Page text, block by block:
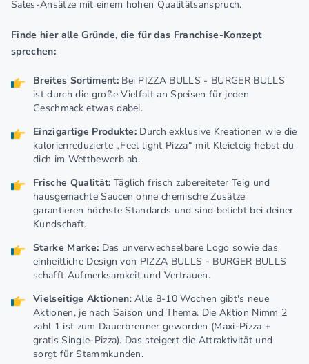
Sales-Ansätze mit einem hohen Qualitätsanspruch.
Finde hier alle Gründe, die für das Franchise-Konzept
sprechen:
Breites Sortiment:Bei PIZZA BULLS - BURGER BULLS
ist durch die große Vielfalt an Speisen für jeden
Geschmack etwas dabei.
Einzigartige Produkte: Durch exklusive Kreationen wie die
kalorienreduzierte „Feel light Pizza“ mit Kleieteig hebst du
dich im Wettbewerb ab.
Frische Qualität: Täglich frisch zubereiteter Teig und
hausgemachte Saucen ohne chemische Zusätze
garantieren höchste Standards und sind beliebt bei deiner
Kundschaft.
Starke Marke: Das unverwechselbare Logo sowie das
einheitliche Design von PIZZA BULLS - BURGER BULLS
schafft Aufmerksamkeit und Vertrauen.
Vielseitige Aktionen: Alle 8-10 Wochen gibt's neue
Aktionen, je nach Saison und Thema. Die Aktion Nimm 2
zahl 1 ist zum Dauerbrenner geworden (Maxi-Pizza +
gratis Single-Pizza). Das steigert die Attraktivität und
sorgt für Stammkunden.